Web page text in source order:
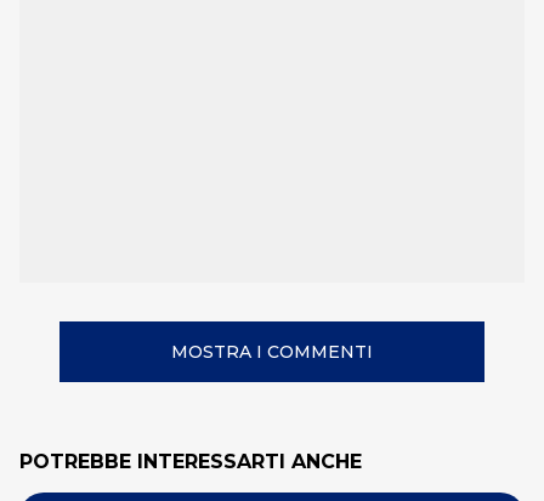
MOSTRA I COMMENTI
POTREBBE INTERESSARTI ANCHE